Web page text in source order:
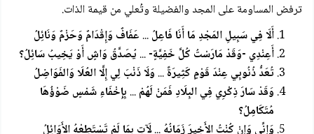
ترفض المساومة على المجد والفضيلة وتُعلي من قيمة الذات.
أَلَا فِي سَبِيلِ المَجْدِ مَا أَنَا فَاعِلُ... عَفَافٌ وَإِقْدَامٌ وَحَزْمٌ وَنَائِلُ
أَعِنْدِي -وَقَدْ مَارَسْتُ كُلَّ خَفِيَّةٍ-...يُصَدَّقُ وَاشٍ أَوْ يَخِيبُ سَائِلُ؟
تُعَدُّ ذُنُوبِي عِنْدَ قَوْمٍ كَثِيرَةً... وَلَا ذَنْبَ لِي إِلَّا العُلَا وَالفَوَاضِلُ
وَقَدْ سَارَ ذِكْرِي فِي البِلَادِ فَمَنْ لَهُمْ...بِإِخْفَاءِ شَمْسٍ ضَوْؤُهَا
مُتَكَامِلُ؟